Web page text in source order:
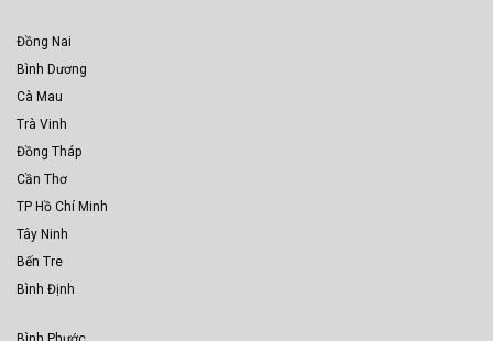
Đồng Nai
Bình Dương
Cà Mau
Trà Vinh
Đồng Tháp
Cần Thơ
TP Hồ Chí Minh
Tây Ninh
Bến Tre
Bình Định